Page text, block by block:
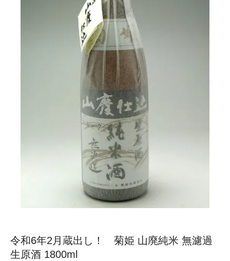
令和6年2月蔵出し！ 菊姫 山廃純米 無濾過
生原酒 1800ml